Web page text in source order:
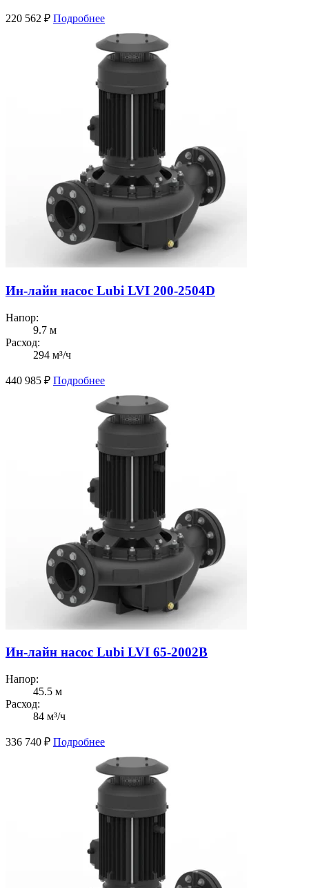
220 562 ₽ Подробнее
Ин-лайн насос Lubi LVI 200-2504D
Напор:
9.7 м
Расход:
294 м³/ч
440 985 ₽ Подробнее
Ин-лайн насос Lubi LVI 65-2002B
Напор:
45.5 м
Расход:
84 м³/ч
336 740 ₽ Подробнее